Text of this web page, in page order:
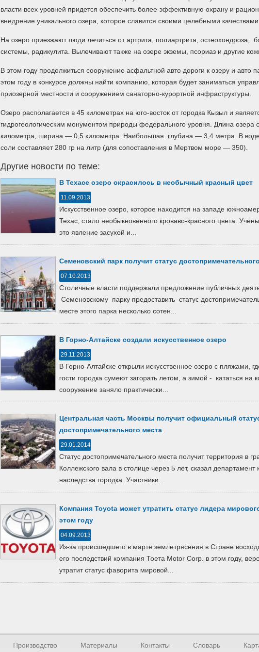
власти всех уровней придется обеспечить более эффективную охрану и
внедрение уникального озера, которое славится своими целебными качествами.
На озеро приезжают люди лечиться от артрита, полиартрита, остеохондроза,
системы, радикулита. Вылечивают также на озере экземы, псориаз и другие
В этом году продолжиться сооружение асфальтной авто дороги к озеру и авто
этом году в конкурсе должны найти компанию, которая будет заниматься
приозерной местности и сооружением санаторно-курортной инфраструктуры.
Озеро располагается в 45 километрах на юго-восток от городка Кызыл и
гидрогеологическим монументом природы федерального уровня. Длина озера
километра, ширина — 0,5 километра. Наибольшая глубина — 3,4 метра. В
соли составляет 280 гр на литр (для сопоставления в Мертвом море — 350).
Другие новости по теме:
В Техасе озеро окрасилось в необычный красный цвет
11.09.2013
Искусственное озеро, которое находится на западе
Техас, стало необыкновенного кроваво-красного цвета.
это явление засухой и...
Семеновский парк получит статус
07.10.2013
Столичные власти поддержали предложение публичных
Семеновскому парку предоставить статус
месте этого парка несколько сотен...
В Горно-Алтайске создали искусственное озеро
29.11.2013
В Горно-Алтайске открыли искусственное озеро с пляжами,
гости городка сумеют загорать летом, а зимой - кататься на
сооружение заняло практически...
Центральная часть Москвы получит официальный
достопримечательного места
29.01.2014
Статус достопримечательного места получит территория в
Коллежского вала в столице через 5 лет, сказал департамент
наследства городка. Участники...
Компания Toyota может утратить статус лидера
этом году
04.09.2013
Из-за происшедшего в марте землетрясения в Стране
его последствий компания Тоета Motor Corp. в этом году,
утратит статус фаворита мировой...
Производство Материалы Контакты Словарь